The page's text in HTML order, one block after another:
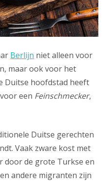
Berlijn niet alleen voor
maar ook voor het
Duitse hoofdstad heeft
een Feinschmecker,
Duitse gerechten
Vaak zware kost met
door de grote Turkse en
andere migranten zijn